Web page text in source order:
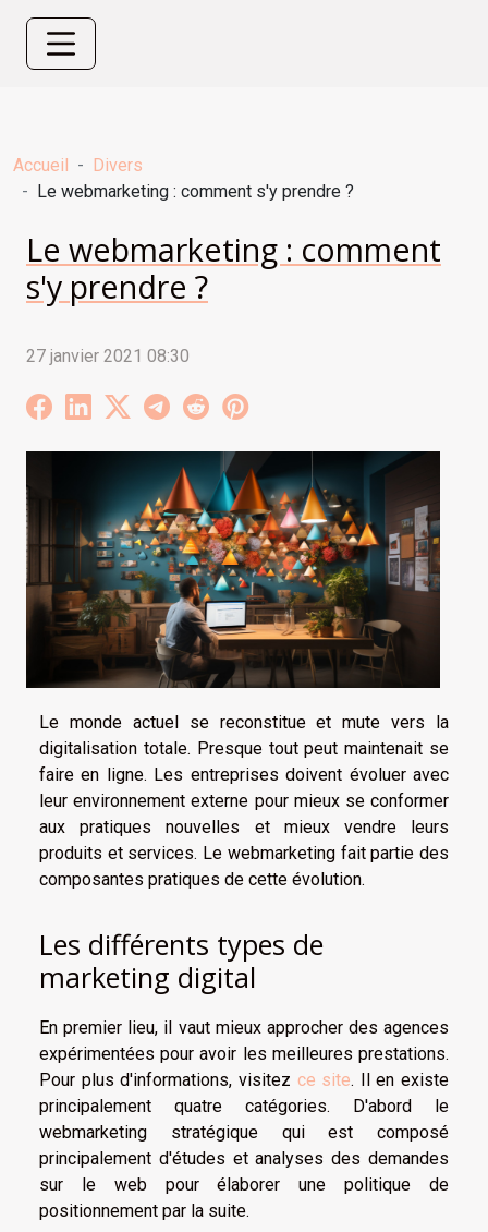
Accueil
Divers
Le webmarketing : comment s'y prendre ?
Le webmarketing : comment
s'y prendre ?
27 janvier 2021 08:30
Le monde actuel se reconstitue et mute vers la
digitalisation totale. Presque tout peut maintenait se
faire en ligne. Les entreprises doivent évoluer avec
leur environnement externe pour mieux se conformer
aux pratiques nouvelles et mieux vendre leurs
produits et services. Le webmarketing fait partie des
composantes pratiques de cette évolution.
Les différents types de
marketing digital
En premier lieu, il vaut mieux approcher des agences
expérimentées pour avoir les meilleures prestations.
Pour plus d'informations, visitez ce site. Il en existe
principalement quatre catégories. D'abord le
webmarketing stratégique qui est composé
principalement d'études et analyses des demandes
sur le web pour élaborer une politique de
positionnement par la suite.